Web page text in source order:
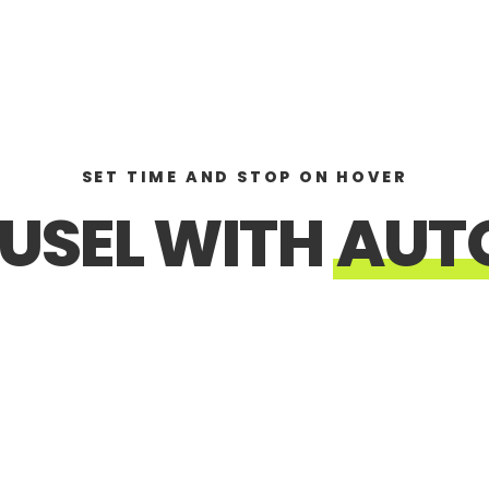
SET TIME AND STOP ON HOVER
WITH